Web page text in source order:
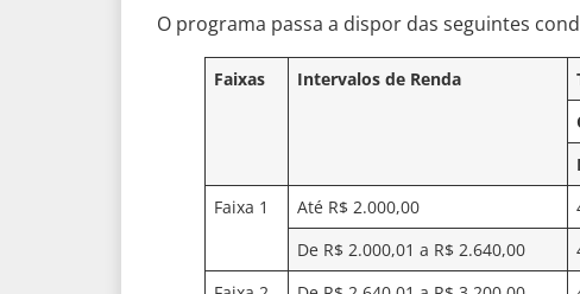
O programa passa a dispor das seguintes
Faixas Intervalos de Renda
Faixa 1
Até R$ 2.000,00
De R$ 2.000,01 a R$ 2.640,00